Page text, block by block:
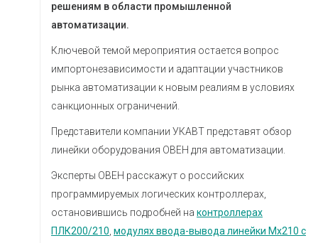
решениям в области промышленной
автоматизации.
Ключевой темой мероприятия остается вопрос
импортонезависимости и адаптации участников
рынка автоматизации к новым реалиям в условиях
санкционных ограничений.
Представители компании УКАВТ представят обзор
линейки оборудования ОВЕН для автоматизации.
Эксперты ОВЕН расскажут о российских
программируемых логических контроллерах,
остановившись подробней на контроллерах
ПЛК200/210 модулях ввода-вывода линейки Мх210 с